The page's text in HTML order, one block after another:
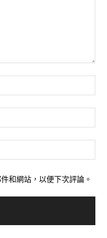
字
*
子
郵
*站
和網站，以便下次評論。